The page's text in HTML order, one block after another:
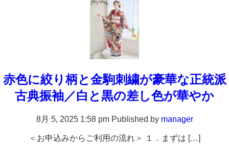
赤色に絞り柄と金駒刺繍が豪華な正統派
古典振袖／白と黒の差し色が華やか
8月 5, 2025 1:58 pm Published by manager
＜お申込みからご利用の流れ＞ １．まずは […]